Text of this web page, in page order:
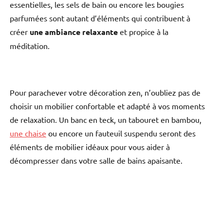
essentielles, les sels de bain ou encore les bougies
parfumées sont autant d’éléments qui contribuent à
créer une ambiance relaxante et propice à la
méditation.
Pour parachever votre décoration zen, n’oubliez pas de
choisir un mobilier confortable et adapté à vos moments
de relaxation. Un banc en teck, un tabouret en bambou,
une chaise ou encore un fauteuil suspendu seront des
éléments de mobilier idéaux pour vous aider à
décompresser dans votre salle de bains apaisante.